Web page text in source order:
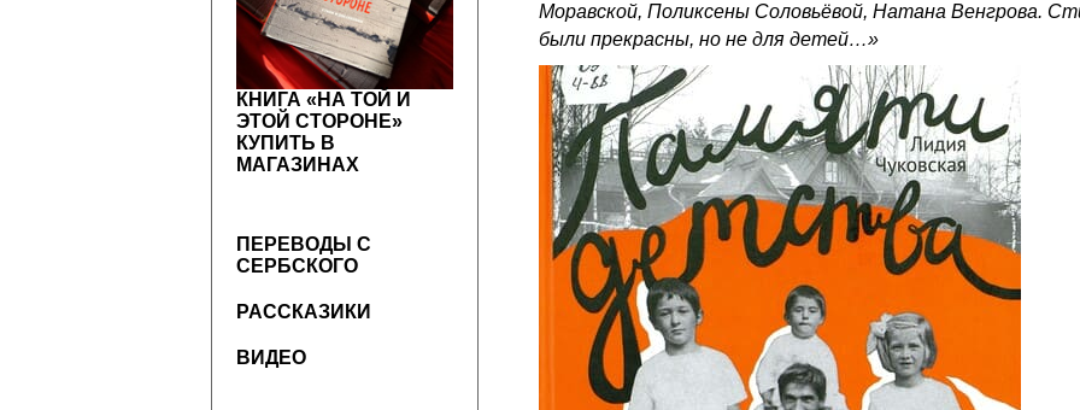
КНИГА «НА ТОЙ И
ЭТОЙ СТОРОНЕ»
КУПИТЬ В
МАГАЗИНАХ
ПЕРЕВОДЫ С
СЕРБСКОГО
РАССКАЗИКИ
ВИДЕО
Моравской, Поликсены Соловьёвой, Натана Венгрова.
были прекрасны, но не для детей…»